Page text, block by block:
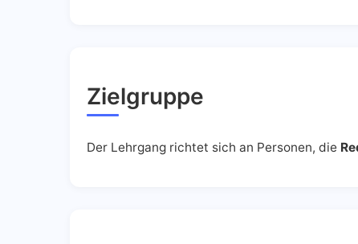
Zielgruppe
Der Lehrgang richtet sich an Personen, die